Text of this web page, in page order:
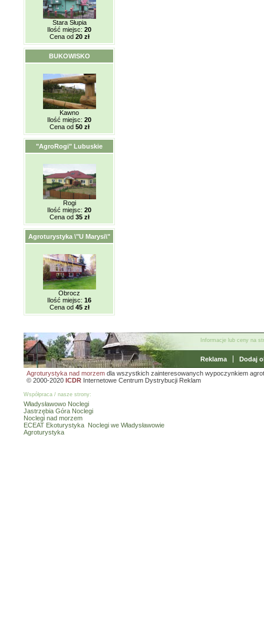
Stara Słupia
Ilość miejsc: 20
Cena od 20 zł
BUKOWISKO
Kawno
Ilość miejsc: 20
Cena od 50 zł
"AgroRogi" Lubuskie
Rogi
Ilość miejsc: 20
Cena od 35 zł
Agroturystyka \"U Marysi\"
Obrocz
Ilość miejsc: 16
Cena od 45 zł
Informacje lub ceny na
Reklama
Dodaj
Agroturystyka nad morzem dla wszystkich zainteresowanych wypoczynkiem
© 2000-2020 ICDR Internetowe Centrum Dystrybucji Reklam
Współpraca / nasze strony:
Władysławowo Noclegi
Jastrzębia Góra Noclegi
Noclegi nad morzem
ECEAT Ekoturystyka Noclegi we Władysławowie
Agroturystyka